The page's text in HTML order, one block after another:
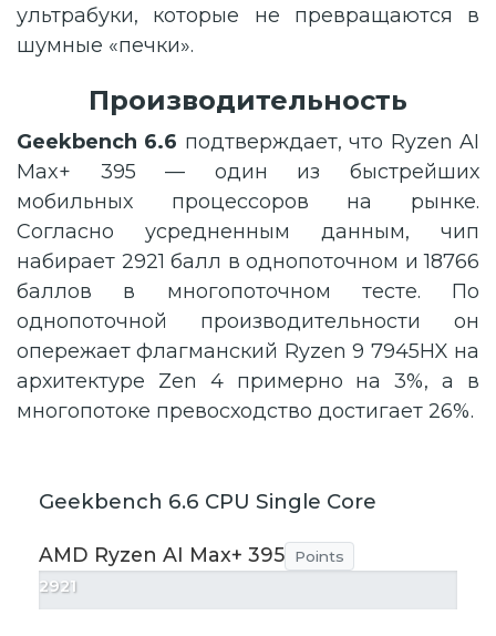
ультрабуки, которые не превращаются в
шумные «печки».
Производительность
Geekbench 6.6 подтверждает, что Ryzen AI
Max+ 395 — один из быстрейших
мобильных процессоров на рынке.
Согласно усредненным данным, чип
набирает 2921 балл в однопоточном и 18766
баллов в многопоточном тесте. По
однопоточной производительности он
опережает флагманский Ryzen 9 7945HX на
архитектуре Zen 4 примерно на 3%, а в
многопотоке превосходство достигает 26%.
Geekbench 6.6 CPU Single Core
AMD Ryzen AI Max+ 395 Points
2921